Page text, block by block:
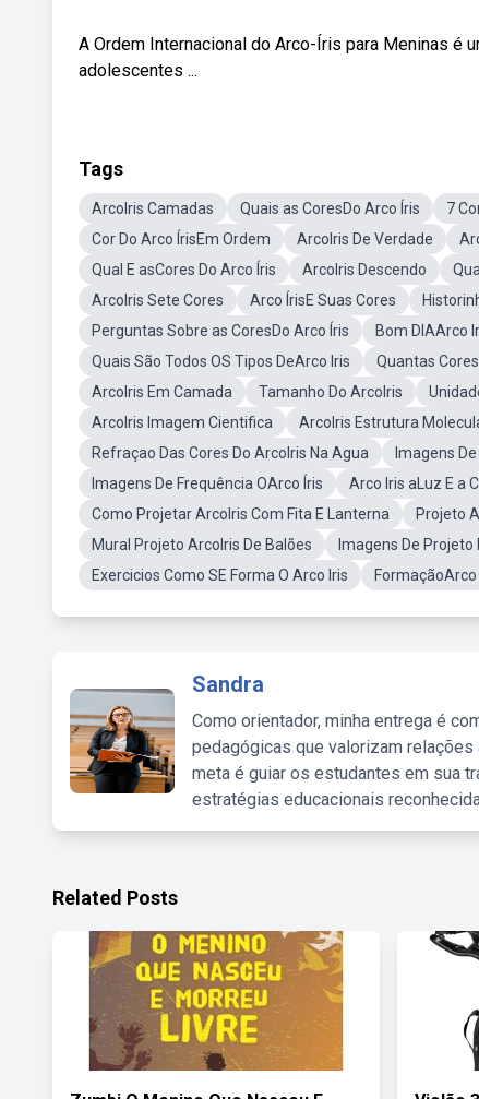
A Ordem Internacional do Arco-Íris para Meninas é
adolescentes ...
Tags
ArcoIris Camadas Quais as CoresDo Arco Íris 7
Cor Do Arco ÍrisEm Ordem
ArcoIris De Verdade
Qual E asCores Do Arco Íris
ArcoIris Descendo
ArcoIris Sete Cores
Arco ÍrisE Suas Cores
Perguntas Sobre as CoresDo Arco Íris
Bom DIAArco
Quais São Todos OS Tipos DeArco Iris
Quantas
ArcoIris Em Camada
Tamanho Do ArcoIris
ArcoIris Imagem Cientifica
ArcoIris Estrutura
Refraçao Das Cores Do ArcoIris Na Agua
Imagens
Imagens De Frequência OArco Íris
Arco Iris aLuz E a
Como Projetar ArcoIris Com Fita E Lanterna
Projeto
Mural Projeto ArcoIris De Balões
Imagens De Projeto
Exercicios Como SE Forma O Arco Iris
FormaçãoArco
Sandra
Como orientador, minha entrega é
pedagógicas que valorizam
meta é guiar os estudantes em sua
estratégias educacionais
Related Posts